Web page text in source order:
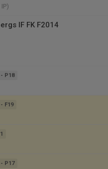
IF FK F2014
- P18
- F19
- P17